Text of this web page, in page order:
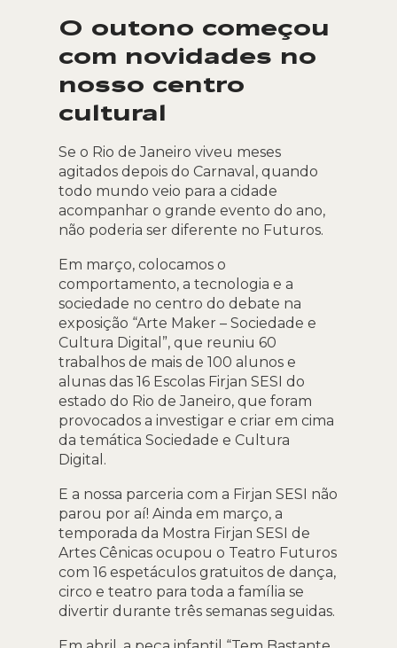
O outono começou
com novidades no
nosso centro
cultural
Se o Rio de Janeiro viveu meses
agitados depois do Carnaval, quando
todo mundo veio para a cidade
acompanhar o grande evento do ano,
não poderia ser diferente no Futuros.
Em março, colocamos o
comportamento, a tecnologia e a
sociedade no centro do debate na
exposição “Arte Maker – Sociedade e
Cultura Digital”, que reuniu 60
trabalhos de mais de 100 alunos e
alunas das 16 Escolas Firjan SESI do
estado do Rio de Janeiro, que foram
provocados a investigar e criar em cima
da temática Sociedade e Cultura
Digital.
E a nossa parceria com a Firjan SESI não
parou por aí! Ainda em março, a
temporada da Mostra Firjan SESI de
Artes Cênicas ocupou o Teatro Futuros
com 16 espetáculos gratuitos de dança,
circo e teatro para toda a família se
divertir durante três semanas seguidas.